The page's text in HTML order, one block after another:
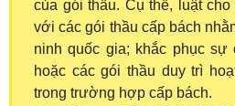
của gói thầu. Cụ thể, luật
với các gói thầu cấp bách
ninh quốc gia; khắc phục sự
hoặc các gói thầu duy trì
trong trường hợp cấp bách.